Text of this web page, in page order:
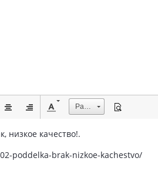
Размер
низкое качество!.
poddelka-brak-nizkoe-kachestvo/